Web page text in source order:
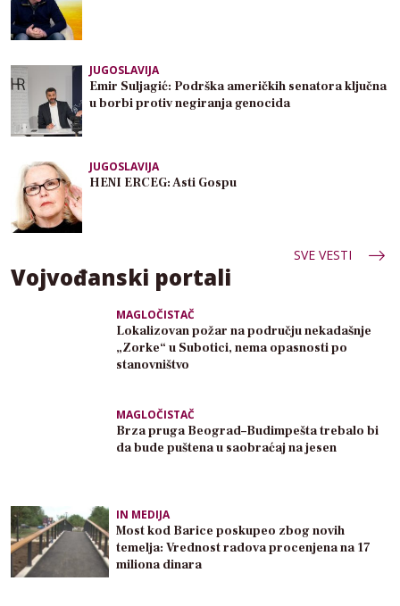
JUGOSLAVIJA
Emir Suljagić: Podrška američkih senatora ključna
u borbi protiv negiranja genocida
JUGOSLAVIJA
HENI ERCEG: Asti Gospu
SVE VESTI
Vojvođanski portali
MAGLOČISTAČ
Lokalizovan požar na području nekadašnje
„Zorke“ u Subotici, nema opasnosti po
stanovništvo
MAGLOČISTAČ
Brza pruga Beograd–Budimpešta trebalo bi
da bude puštena u saobraćaj na jesen
IN MEDIJA
Most kod Barice poskupeo zbog novih
temelja: Vrednost radova procenjena na 17
miliona dinara